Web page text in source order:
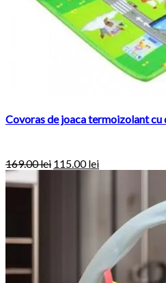
Covoras de joaca termoizolant cu
169.00lei 115.00lei